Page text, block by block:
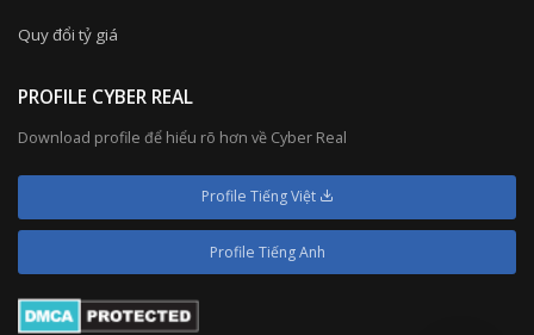
Quy đổi tỷ giá
PROFILE CYBER REAL
Download profile để hiểu rõ hơn về Cyber Real
Profile Tiếng Việt
Profile Tiếng Anh